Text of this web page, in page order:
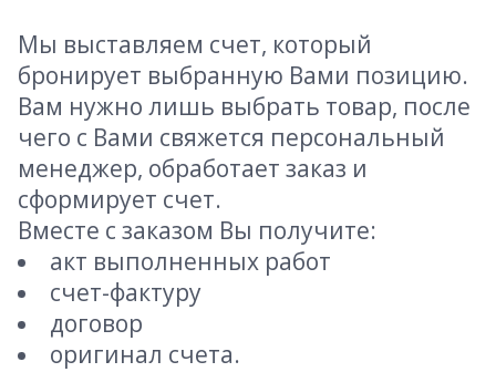
Мы выставляем счет, который
бронирует выбранную Вами позицию.
Вам нужно лишь выбрать товар, после
чего с Вами свяжется персональный
менеджер, обработает заказ и
сформирует счет.
Вместе с заказом Вы получите:
акт выполненных работ
счет-фактуру
договор
оригинал счета.